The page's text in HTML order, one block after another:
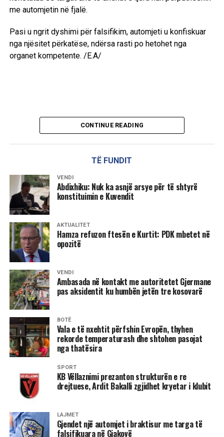
me automjetin në fjalë.
Pasi u ngrit dyshimi për falsifikim, automjeti u konfiskuar
nga njësitet përkatëse, ndërsa rasti po hetohet nga
organet kompetente. /E.A/
CONTINUE READING
TË FUNDIT
VENDI
Abdixhiku: Nuk ka asnjë arsye për të shtyrë
konstituimin e Kuvendit
AKTUALITET
Hamza refuzon ftesën e Kurtit: PDK mbetet në
opozitë
VENDI
Ambasada në kontakt me autoritetet Gjermane
pas aksidentit ku humbën jetën tre kosovarë
BOTË
Vala e të nxehtit përfshin Evropën, thyhen
rekorde temperaturash dhe shtohen pasojat
nga thatësira
SPORT
KB Vëllaznimi prezanton strukturën e re
drejtuese, Ardit Bakalli zgjidhet kryetar i klubit
LAJMET
Gjendet një automjet i braktisur me targa të
falsifikuara në Gjakovë